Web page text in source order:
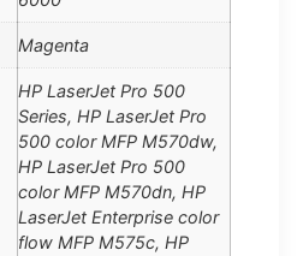
Magenta
HP LaserJet Pro 500
Series, HP LaserJet Pro
500 color MFP M570dw,
HP LaserJet Pro 500
color MFP M570dn, HP
LaserJet Enterprise color
flow MFP M575c, HP